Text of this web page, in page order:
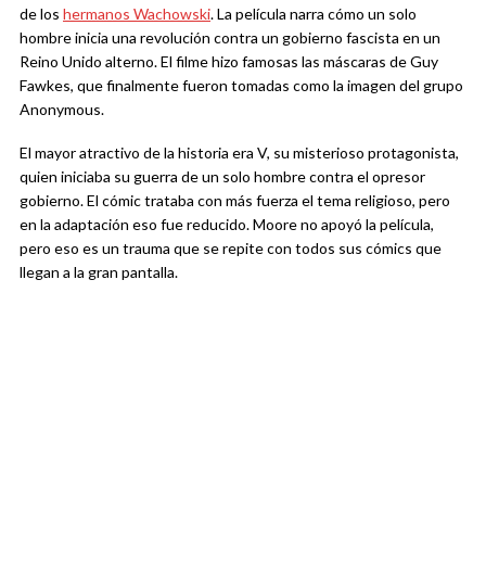
de los hermanos Wachowski. La película narra cómo un solo
hombre inicia una revolución contra un gobierno fascista en un
Reino Unido alterno. El filme hizo famosas las máscaras de Guy
Fawkes, que finalmente fueron tomadas como la imagen del grupo
Anonymous.
El mayor atractivo de la historia era V, su misterioso protagonista,
quien iniciaba su guerra de un solo hombre contra el opresor
gobierno. El cómic trataba con más fuerza el tema religioso, pero
en la adaptación eso fue reducido. Moore no apoyó la película,
pero eso es un trauma que se repite con todos sus cómics que
llegan a la gran pantalla.